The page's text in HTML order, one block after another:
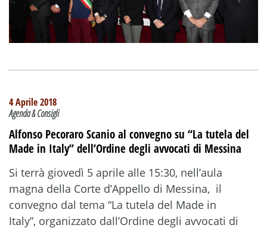
4 Aprile 2018
Agenda & Consigli
Alfonso Pecoraro Scanio al convegno su “La tutela del
Made in Italy” dell’Ordine degli avvocati di Messina
Si terrà giovedì 5 aprile alle 15:30, nell’aula
magna della Corte d’Appello di Messina, il
convegno dal tema “La tutela del Made in
Italy”, organizzato dall’Ordine degli avvocati di